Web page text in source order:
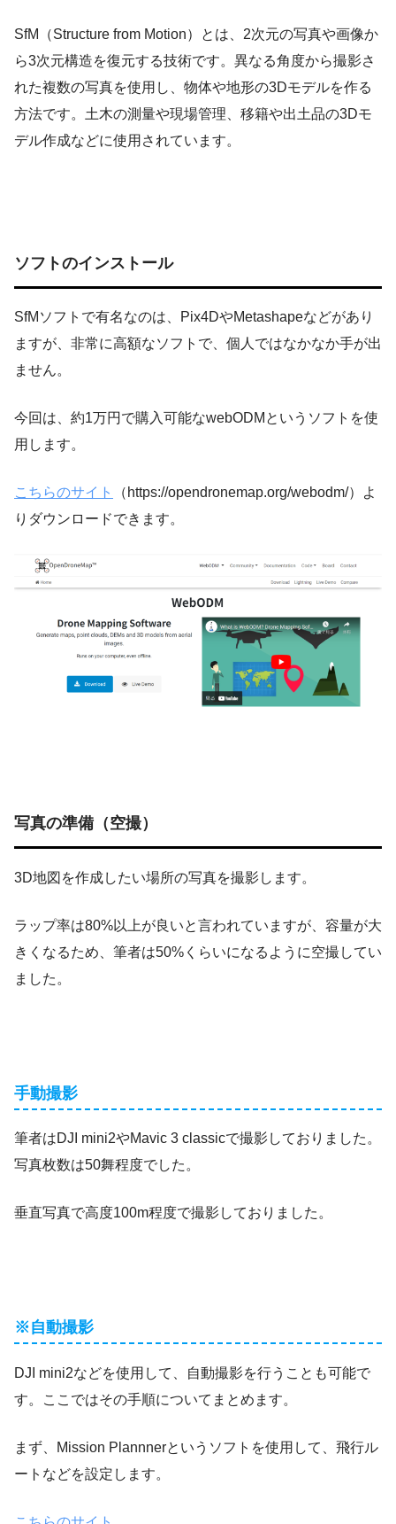
SfM（Structure from Motion）とは、2次元の写真や画像か
ら3次元構造を復元する技術です。異なる角度から撮影さ
れた複数の写真を使用し、物体や地形の3Dモデルを作る
方法です。土木の測量や現場管理、移籍や出土品の3Dモ
デル作成などに使用されています。
ソフトのインストール
SfMソフトで有名なのは、Pix4DやMetashapeなどがあり
ますが、非常に高額なソフトで、個人ではなかなか手が出
ません。
今回は、約1万円で購入可能なwebODMというソフトを使
用します。
こちらのサイト
（https://opendronemap.org/webodm/）よ
りダウンロードできます。
写真の準備（空撮）
3D地図を作成したい場所の写真を撮影します。
ラップ率は80%以上が良いと言われていますが、容量が大
きくなるため、筆者は50%くらいになるように空撮してい
ました。
手動撮影
筆者はDJI mini2やMavic 3 classicで撮影しておりました。
写真枚数は50舞程度でした。
垂直写真で高度100m程度で撮影しておりました。
※自動撮影
DJI mini2などを使用して、自動撮影を行うことも可能で
す。ここではその手順についてまとめます。
まず、Mission Plannnerというソフトを使用して、飛行ル
ートなどを設定します。